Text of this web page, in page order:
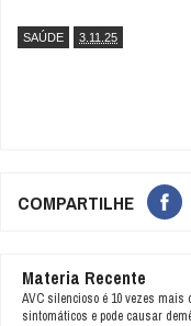
SAÚDE 3.11.25
COMPARTILHE
Materia Recente
AVC silencioso é 10 vezes mais
sintomáticos e pode causar